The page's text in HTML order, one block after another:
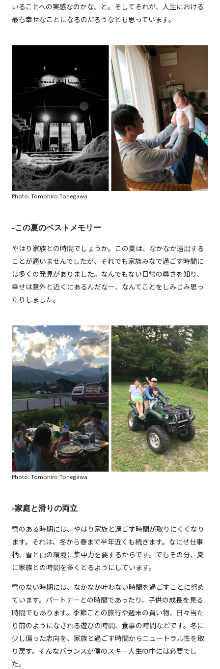
いることへの実感なのかな、と。そしてそれが、人生における
最も幸せなことになるのだろうなとも思っています。
Photo: Tomohiro Tonegawa
-この夏のベストメモリー
やはり家族との時間でしょうか。この夏は、なかなか遠出する
ことが適いませんでしたが、それでも家族みなで過ごす時間に
は多くの発見がありました。なんでもない日常の尊さを知り、
幸せは意外と近くにあるんだなー、なんてことをしみじみ思っ
たりしました。
Photo: Tomohiro Tonegawa
-家庭と滑りの両立
雪のある時期には、やはり家族と過ごす時間が取りにくくなり
ます。それは、冬から春まで半年近くも続きます。なにせ仕事
柄、雪と山の環境に集中力を要するからです。でもその分、夏
に家族との時間を多くとるようにしています。
雪のない時期には、なかなか叶わない時間を過ごすことに努め
ています。パートナーとの時間であったり、子供の成長を見る
時間でもあります。季節ごとの旅行や週末の買い物、日々当た
り前のようになされる遊びの時間、食事の時間などです。冬に
少し偏った志向を、家族と過ごす時間からニュートラル性を取
り戻す。そんなバランスが僕のスキー人生の中には必要でし
た。